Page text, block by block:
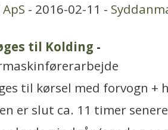
ApS - 2016-02-11 -
til Kolding -
til kørsel med forvogn +
er slut ca. 11 timer